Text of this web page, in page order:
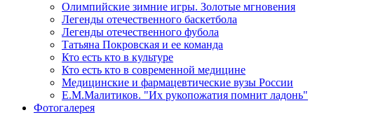
Олимпийские зимние игры. Золотые мгновения
Легенды отечественного баскетбола
Легенды отечественного фубола
Татьяна Покровская и ее команда
Кто есть кто в культуре
Кто есть кто в современной медицине
Медицинские и фармацевтические вузы России
Е.М.Малитиков. "Их рукопожатия помнит ладонь"
Фотогалерея